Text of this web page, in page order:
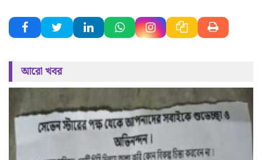
আরো খবর